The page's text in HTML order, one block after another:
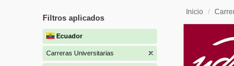
Filtros aplicados
Ecuador
Carreras Universitarias
Inicio /